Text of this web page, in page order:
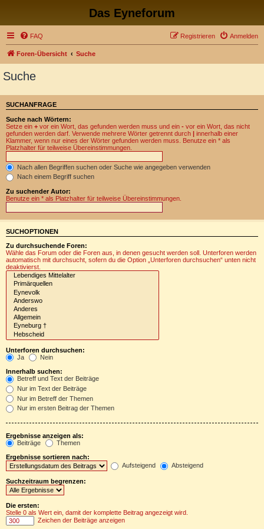
Das Eyneforum
FAQ Anmelden
Registrieren
Foren-Übersicht Suche
Suche
SUCHANFRAGE
Suche nach Wörtern:
Setze ein + vor ein Wort, das gefunden werden muss und ein - vor ein Wort, das nicht
gefunden werden darf. Verwende mehrere Wörter getrennt durch | innerhalb einer
Klammer, wenn nur eines der Wörter gefunden werden muss. Benutze ein * als
Platzhalter für teilweise Übereinstimmungen.
Nach allen Begriffen suchen oder Suche wie angegeben verwenden
Nach einem Begriff suchen
Zu suchender Autor:
Benutze ein * als Platzhalter für teilweise Übereinstimmungen.
SUCHOPTIONEN
Zu durchsuchende Foren:
Wähle das Forum oder die Foren aus, in denen gesucht werden soll. Unterforen werden
automatisch mit durchsucht, sofern du die Option „Unterforen durchsuchen“ unten nicht
deaktivierst.
Unterforen durchsuchen:
Ja
Nein
Innerhalb suchen:
Betreff und Text der Beiträge
Nur im Text der Beiträge
Nur im Betreff der Themen
Nur im ersten Beitrag der Themen
Ergebnisse anzeigen als:
Beiträge
Themen
Ergebnisse sortieren nach:
Aufsteigend
Absteigend
Suchzeitraum begrenzen:
Die ersten:
Stelle 0 als Wert ein, damit der komplette Beitrag angezeigt wird.
Zeichen der Beiträge anzeigen